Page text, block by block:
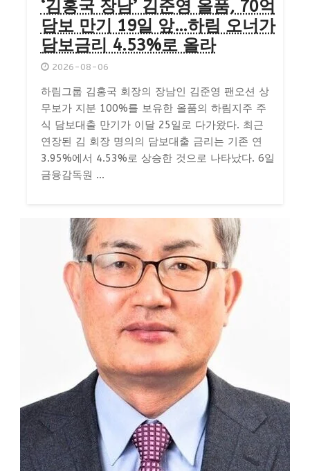
‘김홍국 장남’ 김준영 올품, 70억
담보 만기 19일 앞…하림 오너가
담보금리 4.53%로 올라
2026-08-06
하림그룹 김홍국 회장의 장남인 김준영 팬오션 상
무보가 지분 100%를 보유한 올품의 하림지주 주
식 담보대출 만기가 이달 25일로 다가왔다. 최근
연장된 김 회장 명의의 담보대출 금리는 기존 연
3.95%에서 4.53%로 상승한 것으로 나타났다. 6일
금융감독원 ...